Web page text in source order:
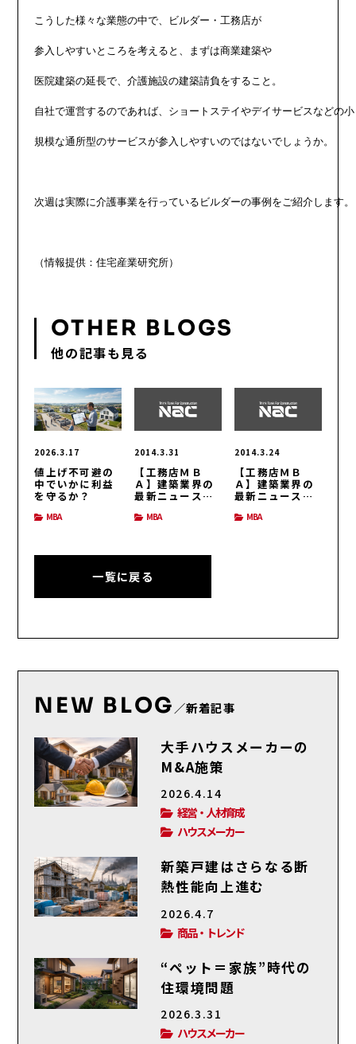
こうした様々な業態の中で、ビルダー・工務店が
参入しやすいところを考えると、まずは商業建築や
医院建築の延長で、介護施設の建築請負をすること。
自社で運営するのであれば、ショートステイやデイサービスなどの小
規模な通所型のサービスが参入しやすいのではないでしょうか。
次週は実際に介護事業を行っているビルダーの事例をご紹介します。
OTHER BLOGS
他の記事も見る
2026.3.17
値上げ不可避の
中でいかに利益
を守るか？
MBA
2014.3.31
【工務店ＭＢ
Ａ】建築業界の
最新ニュース
MBA
2014.3.24
【工務店ＭＢ
Ａ】建築業界の
最新ニュース
MBA
一覧に戻る
NEW BLOG ／新着記事
大手ハウスメーカーの
M&A施策
2026.4.14
経営・人材育成
ハウスメーカー
新築戸建はさらなる断
熱性能向上進む
2026.4.7
商品・トレンド
“ペット＝家族”時代の
住環境問題
2026.3.31
ハウスメーカー